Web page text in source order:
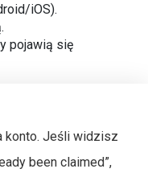
iOS).
pojawią się
konto. Jeśli widzisz
been claimed”,